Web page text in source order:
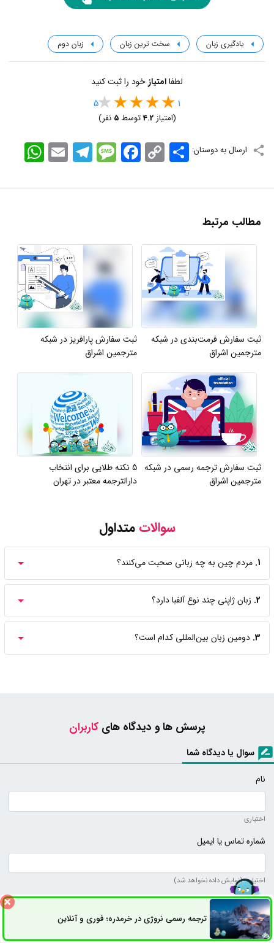
یادگیری زبان سخت ترین زبان زبان دوم
لطفاامتیاز خود را ثبت کنید
1
5
(امتیاز4.2توسط 5 نفر)
ارسال به دوستان: WhatsApp EmailTelegramMessageFacebook Copy
Link
اشتراک
مطالب مرتبط
ثبت سفارش فرمت‌بندی در شبکه
مترجمین اشراق
ثبت سفارش پارافریز در شبکه
مترجمین اشراق
ثبت سفارش ترجمه رسمی در شبکه
مترجمین اشراق
5 نکته طلایی برای انتخاب
دارالترجمه معتبر در تهران
سوالاتمتداول
1. مردم چین به چه زبانی صحبت می‌کنند؟
2. زبان ژاپنی چند نوع آلفبا دارد؟
3. دومین زبان بین‌المللی کدام است؟
پرسش ها و دیدگاه هایکاربران
سوال یا دیدگاه شما
نام
اختیاری
شماره تماس یا ایمیل
اختیاری (نمایش داده نخواهد شد)
متن دیدگاه
ترجمه رسمی نروژی در خرمدره؛ فوری و آنلاینثبت سفارش راه های ارتباطی